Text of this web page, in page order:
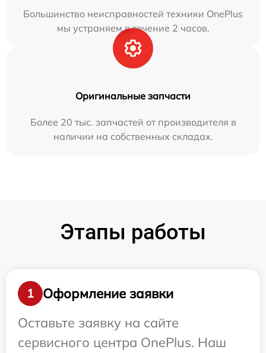
Большинство неисправностей техники OnePlus
мы устраняем в течение 2 часов.
Оригинальные запчасти
Более 20 тыс. запчастей от производителя в
наличии на собственных складах.
Этапы работы
1
Оформление заявки
Оставьте заявку на сайте
сервисного центра OnePlus. Наш